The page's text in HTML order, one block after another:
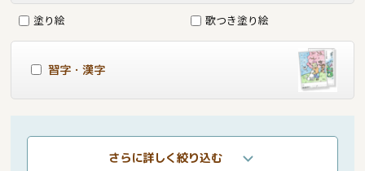
塗り絵 歌つき塗り絵
習字・漢字
さらに詳しく絞り込む